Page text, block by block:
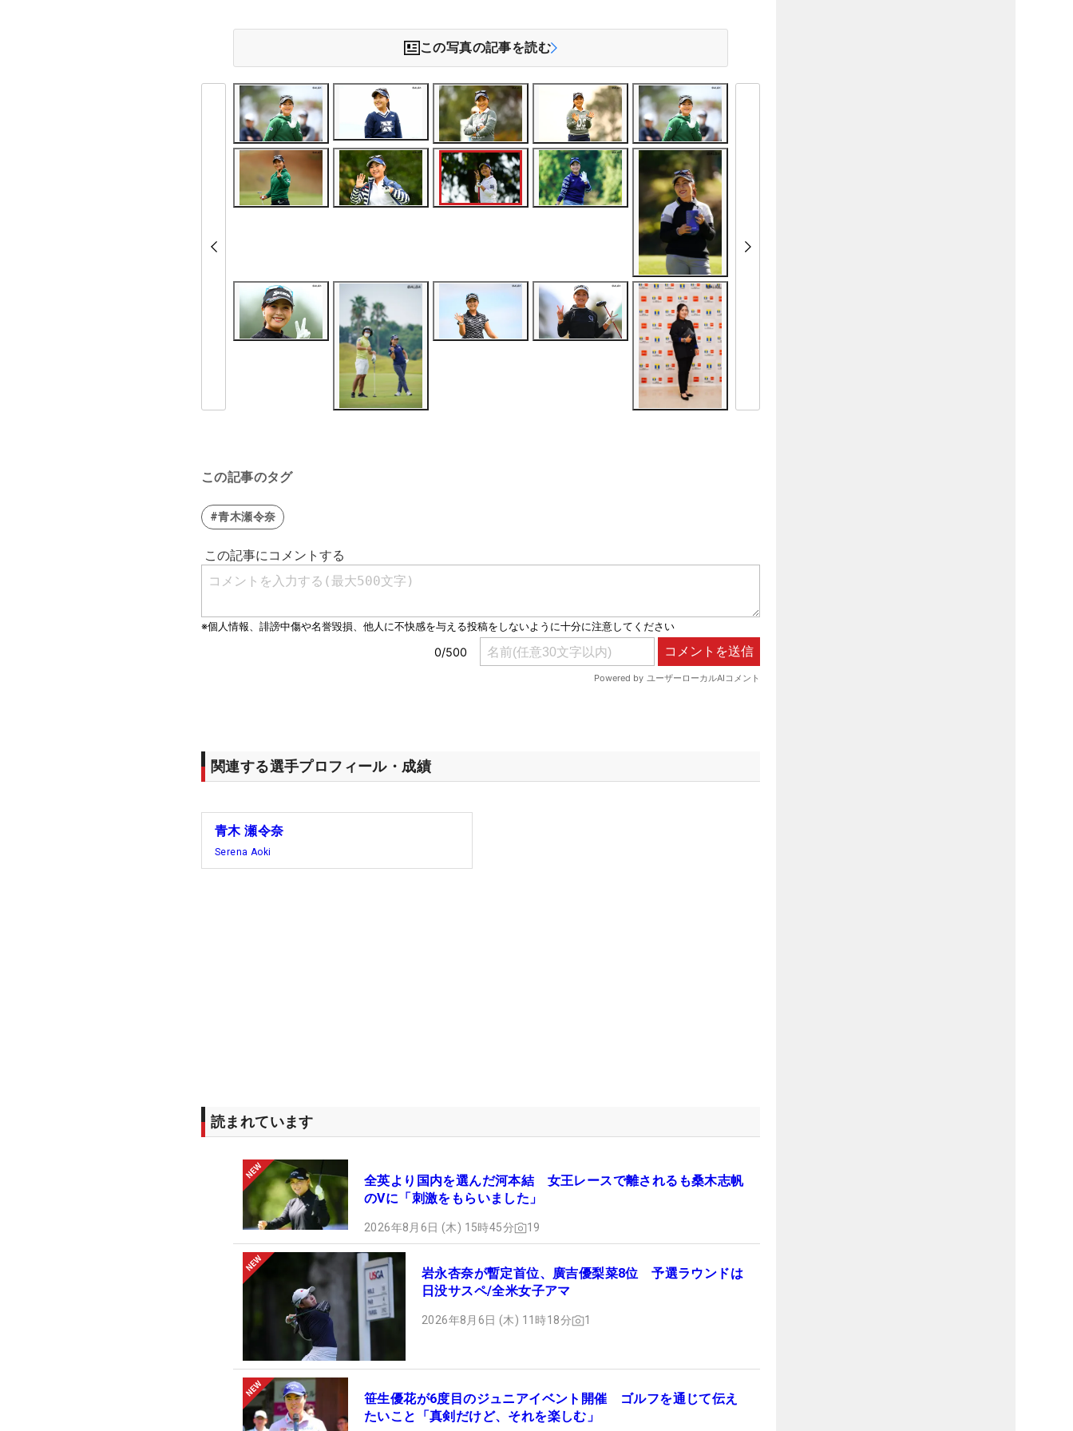
この写真の記事を読む
この記事のタグ
#青木瀬令奈
関連する選手プロフィール・成績
青木 瀬令奈
Serena Aoki
読まれています
全英より国内を選んだ河本結 女王レースで離されるも桑木志帆
のVに「刺激をもらいました」
2026年8月6日 (木) 15時45分 19
岩永杏奈が暫定首位、廣吉優梨菜8位 予選ラウンドは
日没サスペ/全米女子アマ
2026年8月6日 (木) 11時18分 1
笹生優花が6度目のジュニアイベント開催 ゴルフを通じて伝え
たいこと「真剣だけど、それを楽しむ」